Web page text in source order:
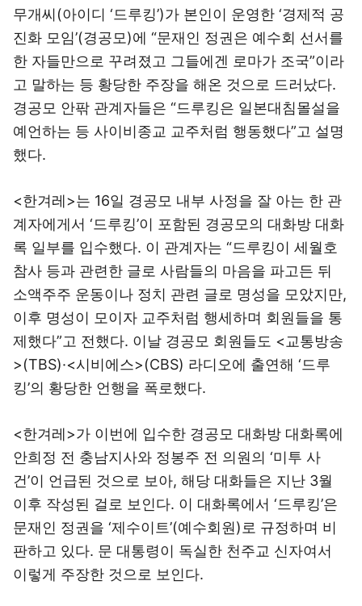
무개씨(아이디 ‘드루킹’)가 본인이 운영한 ‘경제적 공
진화 모임’(경공모)에 “문재인 정권은 예수회 선서를
한 자들만으로 꾸려졌고 그들에겐 로마가 조국”이라
고 말하는 등 황당한 주장을 해온 것으로 드러났다.
경공모 안팎 관계자들은 “드루킹은 일본대침몰설을
예언하는 등 사이비종교 교주처럼 행동했다”고 설명
했다.
<한겨레>는 16일 경공모 내부 사정을 잘 아는 한 관
계자에게서 ‘드루킹’이 포함된 경공모의 대화방 대화
록 일부를 입수했다. 이 관계자는 “드루킹이 세월호
참사 등과 관련한 글로 사람들의 마음을 파고든 뒤
소액주주 운동이나 정치 관련 글로 명성을 모았지만,
이후 명성이 모이자 교주처럼 행세하며 회원들을 통
제했다”고 전했다. 이날 경공모 회원들도 <교통방송
>(TBS)·<시비에스>(CBS) 라디오에 출연해 ‘드루
킹’의 황당한 언행을 폭로했다.
<한겨레>가 이번에 입수한 경공모 대화방 대화록에
안희정 전 충남지사와 정봉주 전 의원의 ‘미투 사
건’이 언급된 것으로 보아, 해당 대화들은 지난 3월
이후 작성된 걸로 보인다. 이 대화록에서 ‘드루킹’은
문재인 정권을 ‘제수이트’(예수회원)로 규정하며 비
판하고 있다. 문 대통령이 독실한 천주교 신자여서
이렇게 주장한 것으로 보인다.